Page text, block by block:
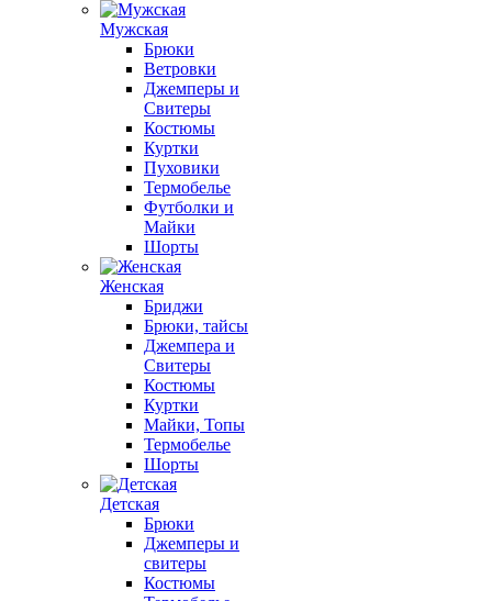
Мужская
Брюки
Ветровки
Джемперы и
Свитеры
Костюмы
Куртки
Пуховики
Термобелье
Футболки и
Майки
Шорты
Женская
Бриджи
Брюки, тайсы
Джемпера и
Свитеры
Костюмы
Куртки
Майки, Топы
Термобелье
Шорты
Детская
Брюки
Джемперы и
свитеры
Костюмы